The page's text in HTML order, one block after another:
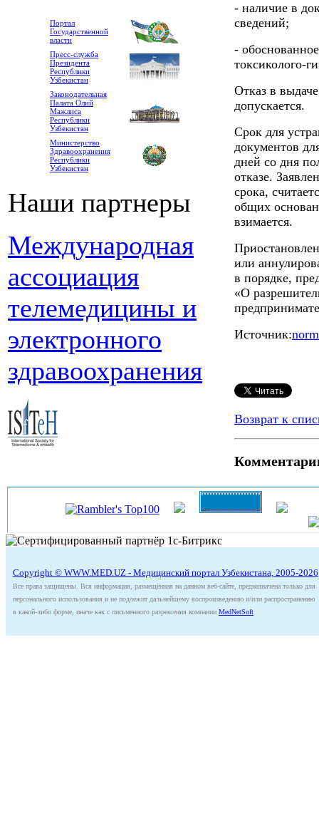
Портал
Государственной
власти
Пресс-служба
Президента
Республики
Узбекистан
Законодательная
Палата Олий
Мажлиса
Республики
Узбекистан
Министерство
Здравоохранения
Республики
Узбекистан
Наши партнеры
Международная
ассоциация
телемедицины и
электронного
здравоохранения
- наличие в
сведений;
-
токсиколого-
Отказ в
допускается.
Срок для
документов
дней со дня
отказе.
срока,
общих
взимается.
или
в порядке,
«О
Источник:
Возврат к
Copyright © WWW.MED.UZ - Медицинский портал Узбекистана, 2005-2026
Все права защищены. Вся информация, размещённая на данном веб-сайте, предназначена только для
персонального использования и не подлежит дальнейшему воспроизведению и/или распространению
в какой-либо форме, иначе как с письменного разрешения компании MedNetSoft